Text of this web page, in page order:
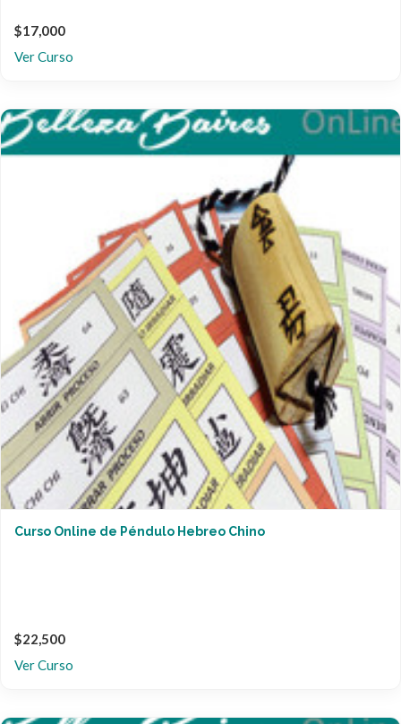
$17,000
Ver Curso
Curso Online de Péndulo Hebreo Chino
$22,500
Ver Curso